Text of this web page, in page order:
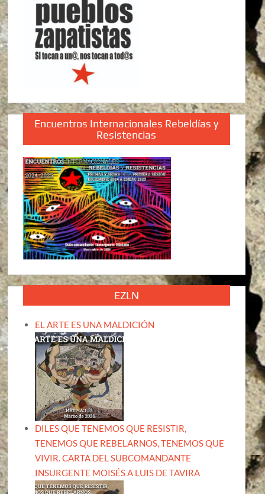
Encuentros Internacionales Rebeldías y
Resistencias
EZLN
EL ARTE ES UNA MALDICIÓN
DILES QUE TENEMOS QUE RESISTIR,
TENEMOS QUE REBELARNOS, TENEMOS QUE
VIVIR. CARTA DEL SUBCOMANDANTE
INSURGENTE MOISÉS A LUIS DE TAVIRA